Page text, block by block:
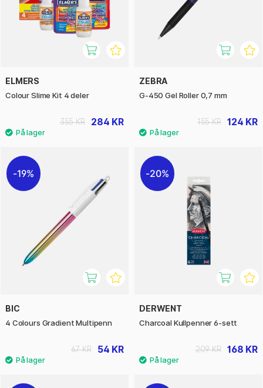
ELMERS
Colour Slime Kit 4 deler
284 KR
355 KR
ZEBRA
G-450 Gel Roller 0,7 mm
124 KR
155 KR
19%
BIC
4 Colours Gradient Multipenn
54 KR
67 KR
20%
DERWENT
Charcoal Kullpenner 6-sett
168 KR
209 KR